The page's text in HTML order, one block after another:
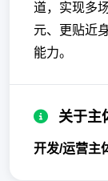
道，实现多
元、更贴近
能力。
关于主
开发/运营主